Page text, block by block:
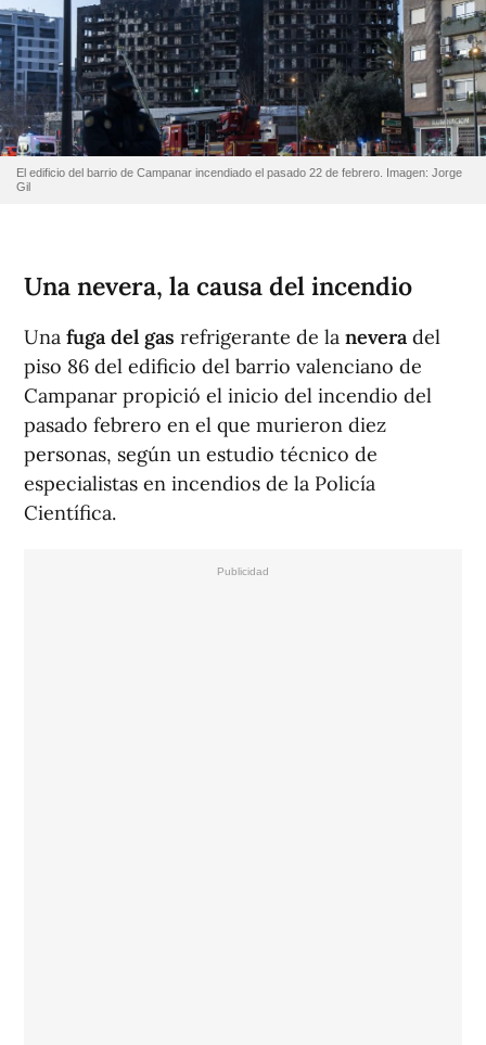
El edificio del barrio de Campanar incendiado el pasado 22 de febrero. Imagen: Jorge
Gil
Una nevera, la causa del incendio
Una fuga del gas refrigerante de la nevera del
piso 86 del edificio del barrio valenciano de
Campanar propició el inicio del incendio del
pasado febrero en el que murieron diez
personas, según un estudio técnico de
especialistas en incendios de la Policía
Científica.